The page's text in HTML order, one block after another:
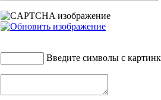
Введите символы с